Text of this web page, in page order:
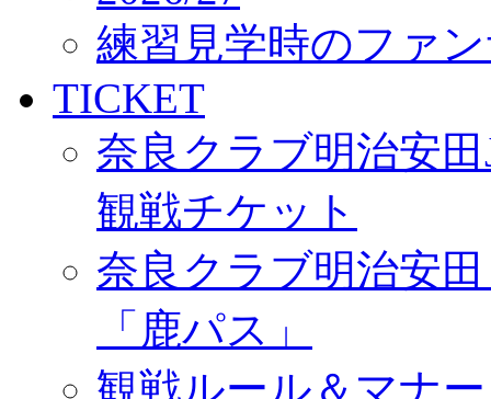
練習見学時のファ
TICKET
奈良クラブ明治安
観戦チケット
奈良クラブ明治安
「鹿パス」
観戦ルール＆マナー